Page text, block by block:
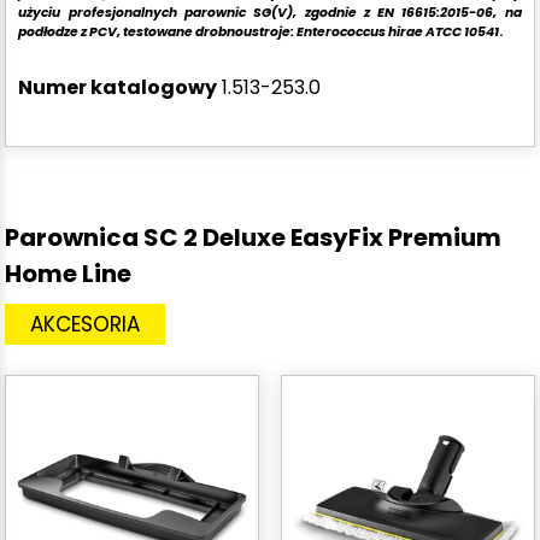
użyciu profesjonalnych parownic SG(V), zgodnie z EN 16615:2015-06, na
podłodze z PCV, testowane drobnoustroje: Enterococcus hirae ATCC 10541.
Numer katalogowy1.513-253.0
Parownica SC 2 Deluxe EasyFix Premium
Home Line
AKCESORIA